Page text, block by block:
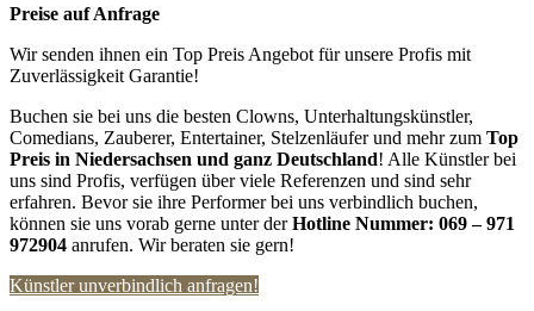
Preise auf Anfrage
Wir senden ihnen ein Top Preis Angebot für unsere Profis mit
Zuverlässigkeit Garantie!
Buchen sie bei uns die besten Clowns, Unterhaltungskünstler,
Comedians, Zauberer, Entertainer, Stelzenläufer und mehr zum Top
Preis in Niedersachsen und ganz Deutschland! Alle Künstler bei
uns sind Profis, verfügen über viele Referenzen und sind sehr
erfahren. Bevor sie ihre Performer bei uns verbindlich buchen,
können sie uns vorab gerne unter derHotline Nummer: 069 – 971
972904 anrufen. Wir beraten sie gern!
Künstler unverbindlich anfragen!